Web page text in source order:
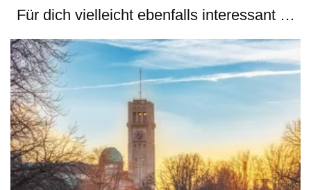
Für dich vielleicht ebenfalls interessant …